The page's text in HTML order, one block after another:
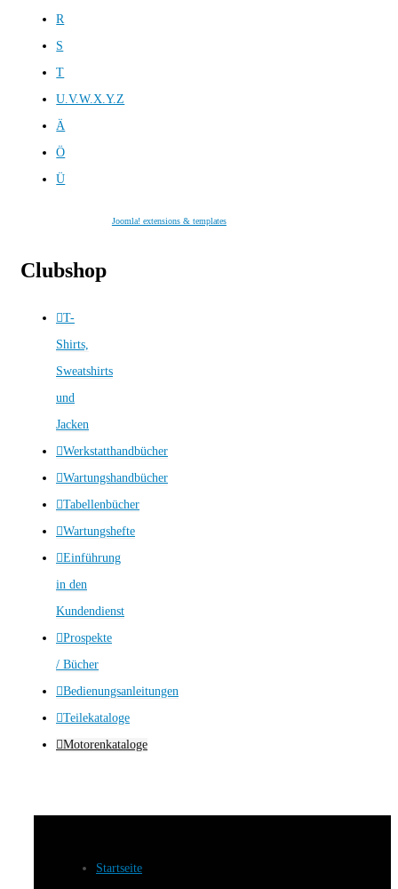
R
S
T
U.V.W.X.Y.Z
Ä
Ö
Ü
Joomla! extensions & templates
Clubshop
T-
Shirts,
Sweatshirts
und
Jacken
Werkstatthandbücher
Wartungshandbücher
Tabellenbücher
Wartungshefte
Einführung
in den
Kundendienst
Prospekte
/ Bücher
Bedienungsanleitungen
Teilekataloge
Motorenkataloge
Startseite